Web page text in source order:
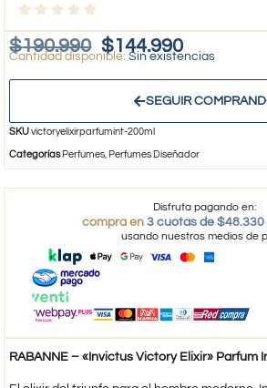
$190.990 $144.990
Sin existencias
SEGUIR
SKUvictoryelixirparfumint-200ml
Categorías Perfumes, Perfumes Diseñador
Disfruta pagando en:
compra en 3 cuotas de $48.330
usando nuestros medios de
RABANNE – «Invictus Victory Elixir» Parfum